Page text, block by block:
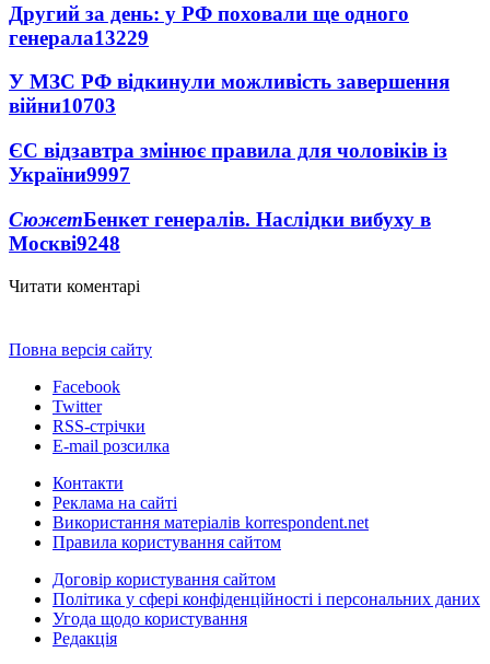
Другий за день: у РФ поховали ще одного
генерала13229
У МЗС РФ відкинули можливість завершення
війни10703
ЄС відзавтра змінює правила для чоловіків із
України9997
СюжетБенкет генералів. Наслідки вибуху в
Москві9248
Читати коментарі
Повна версія сайту
Facebook
Twitter
RSS-стрічки
E-mail розсилка
Контакти
Реклама на сайті
Використання матеріалів korrespondent.net
Правила користування сайтом
Договір користування сайтом
Політика у сфері конфіденційності і персональних даних
Угода щодо користування
Редакція